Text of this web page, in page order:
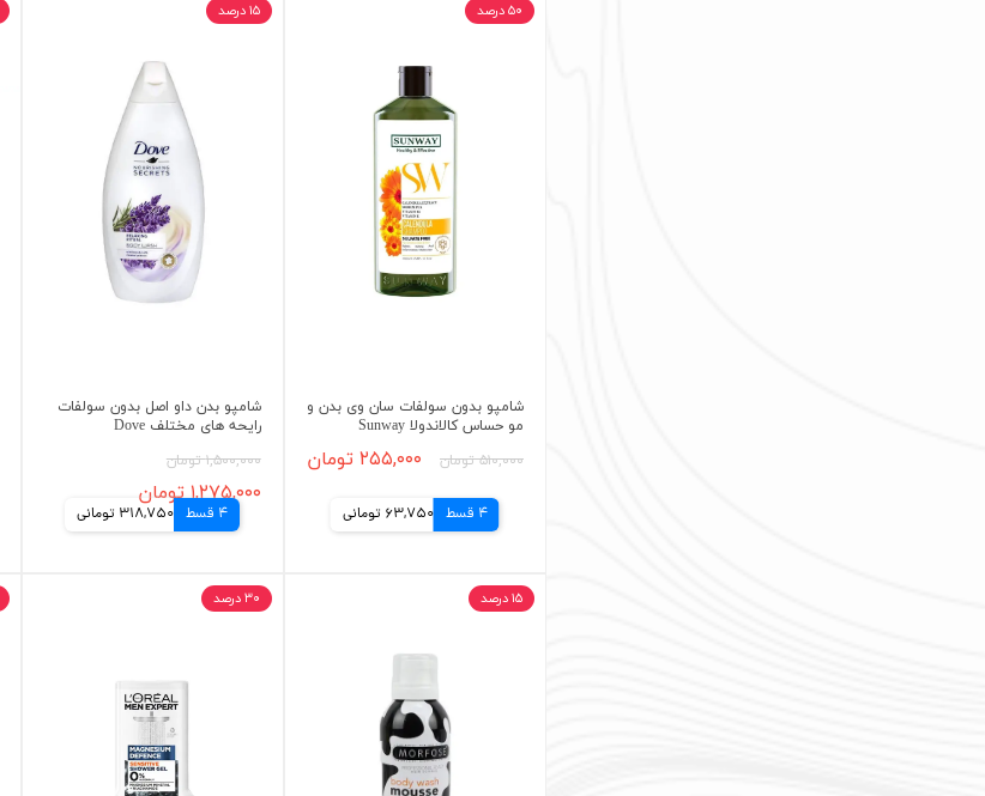
شامپو بدون سولفات سان وی بدن و
مو حساس کالاندولا Sunway
۵۱۰,۰۰۰ تومان ۲۵۵,۰۰۰ تومان
4 قسط 63,750 تومانی
۵۰ درصد
شامپو بدن داو اصل بدون سولفات
رایحه های مختلف Dove
۱,۵۰۰,۰۰۰ تومان
۱,۲۷۵,۰۰۰ تومان
4 قسط 318,750 تومانی
۱۵ درصد
۱۵ درصد ۳۰ درصد